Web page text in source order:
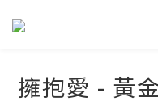
擁抱愛 - 黃